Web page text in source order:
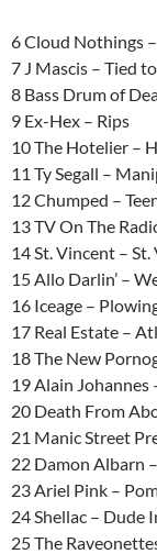
6 Cloud Nothings
7 J Mascis – Tied
8 Bass Drum of
9 Ex-Hex – Rips
10 The Hotelier –
11 Ty Segall –
12 Chumped –
13 TV On The
14 St. Vincent –
15 Allo Darlin’ –
16 Iceage –
17 Real Estate –
18 The New
19 Alain Johannes
20 Death From
21 Manic Street
22 Damon Albarn
23 Ariel Pink –
24 Shellac – Dude
25 The